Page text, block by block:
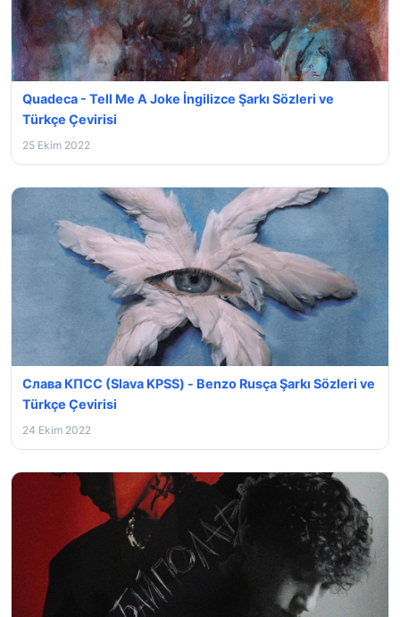
Quadeca - Tell Me A Joke İngilizce Şarkı Sözleri ve
Türkçe Çevirisi
25 Ekim 2022
Слава КПСС (Slava KPSS) - Benzo Rusça Şarkı Sözleri ve
Türkçe Çevirisi
24 Ekim 2022